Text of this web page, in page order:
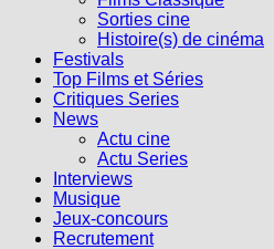
Sorties cine
Histoire(s) de cinéma
Festivals
Top Films et Séries
Critiques Series
News
Actu cine
Actu Series
Interviews
Musique
Jeux-concours
Recrutement